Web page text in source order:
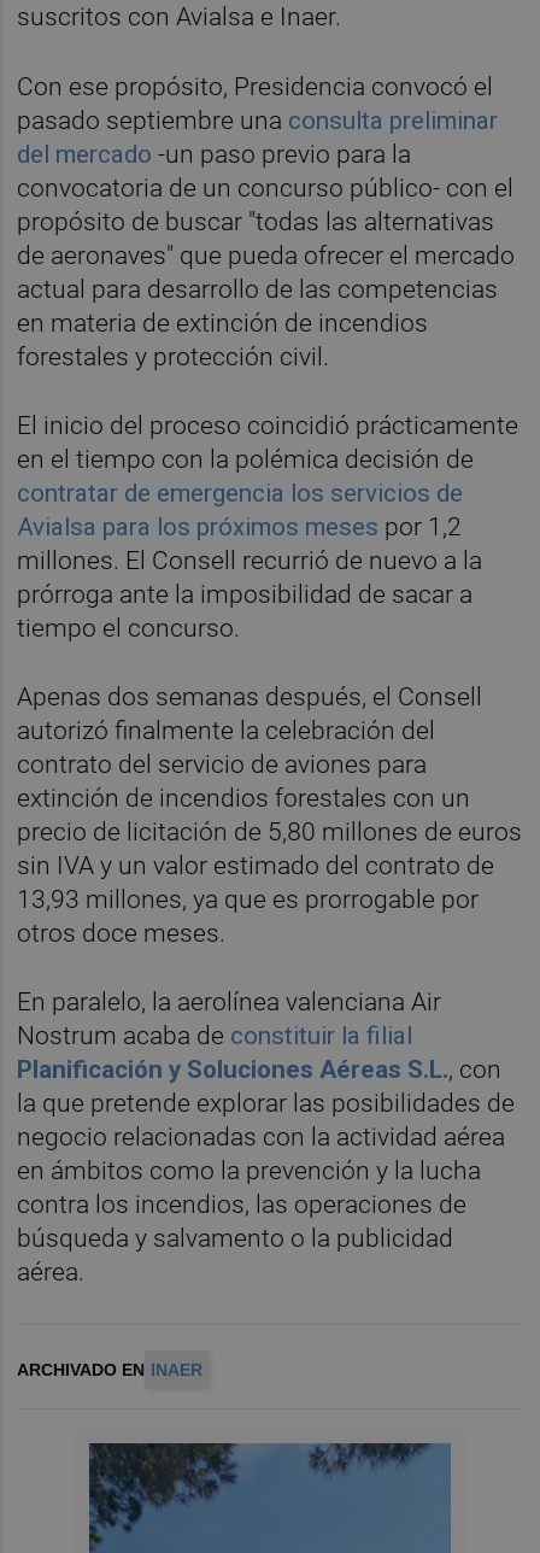
suscritos con Avialsa e Inaer.
Con ese propósito, Presidencia convocó el
pasado septiembre una consulta preliminar
del mercado -un paso previo para la
convocatoria de un concurso público- con el
propósito de buscar "todas las alternativas
de aeronaves" que pueda ofrecer el mercado
actual para desarrollo de las competencias
en materia de extinción de incendios
forestales y protección civil.
El inicio del proceso coincidió prácticamente
en el tiempo con la polémica decisión de
contratar de emergencia los servicios de
Avialsa para los próximos meses por 1,2
millones. El Consell recurrió de nuevo a la
prórroga ante la imposibilidad de sacar a
tiempo el concurso.
Apenas dos semanas después, el Consell
autorizó finalmente la celebración del
contrato del servicio de aviones para
extinción de incendios forestales con un
precio de licitación de 5,80 millones de euros
sin IVA y un valor estimado del contrato de
13,93 millones, ya que es prorrogable por
otros doce meses.
En paralelo, la aerolínea valenciana Air
Nostrum acaba de constituir la filial
Planificación y Soluciones Aéreas S.L., con
la que pretende explorar las posibilidades de
negocio relacionadas con la actividad aérea
en ámbitos como la prevención y la lucha
contra los incendios, las operaciones de
búsqueda y salvamento o la publicidad
aérea.
ARCHIVADO EN INAER